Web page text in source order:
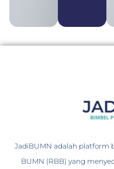
JadiBUMN adalah platform
BUMN (RBB) yang